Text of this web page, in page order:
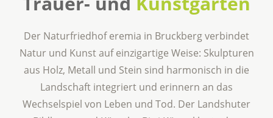
Der Naturfriedhof eremia in Bruckberg verbindet
Natur und Kunst auf einzigartige Weise: Skulpturen
aus Holz, Metall und Stein sind harmonisch in die
Landschaft integriert und erinnern an das
Wechselspiel von Leben und Tod. Der Landshuter